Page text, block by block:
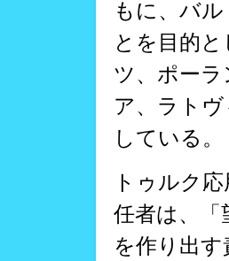
もに、バ
とを目的
ツ、ポー
ア、ラト
している。
トゥルク
任者は、「
を作り出